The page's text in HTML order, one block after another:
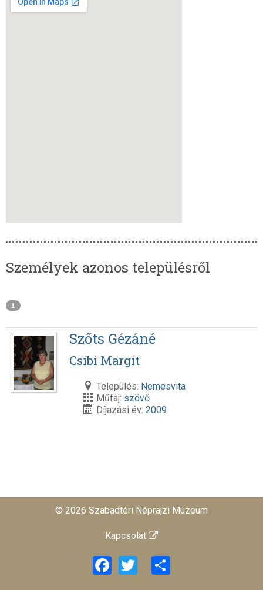
Személyek azonos településről
1
Szőts Gézáné
Csibi Margit
Település: Nemesvita
Műfaj: szövő
Díjazási év: 2009
© 2026 Szabadtéri Néprajzi Múzeum
Kapcsolat
Facebook
Twitter